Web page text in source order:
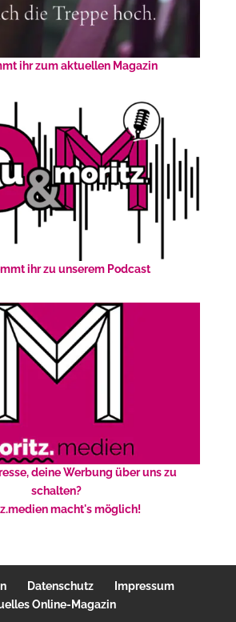
ihr zum aktuellen Magazin
ihr zu unserem Podcast
deine Werbung über uns zu
schalten?
macht's möglich!
Datenschutz
Impressum
Online-Magazin